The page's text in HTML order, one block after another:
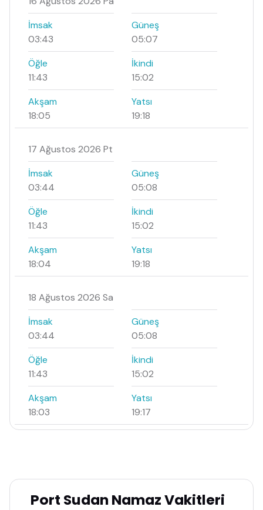
İmsak
03:43
Güneş
05:07
Öğle
11:43
İkindi
15:02
Akşam
18:05
Yatsı
19:18
17 Ağustos 2026 Pt
İmsak
03:44
Güneş
05:08
Öğle
11:43
İkindi
15:02
Akşam
18:04
Yatsı
19:18
18 Ağustos 2026 Sa
İmsak
03:44
Güneş
05:08
Öğle
11:43
İkindi
15:02
Akşam
18:03
Yatsı
19:17
Port Sudan Namaz Vakitleri